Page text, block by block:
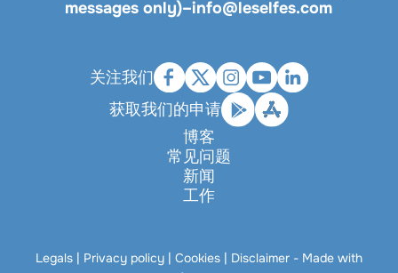
messages only)–info@leselfes.com
关注我们
获取我们的申请
博客
常见问题
新闻
工作
Legals| Privacy policy| Cookies| Disclaimer- Made with